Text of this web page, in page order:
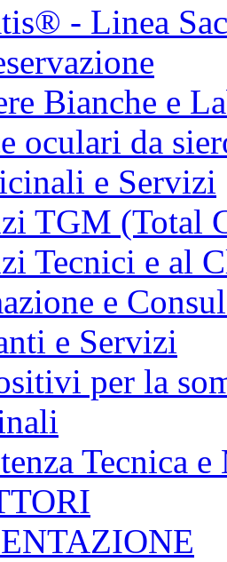
- Linea
Bianche e
oculari da
e Servizi
TGM (Total
Tecnici e al
e
e Servizi
per la
Tecnica